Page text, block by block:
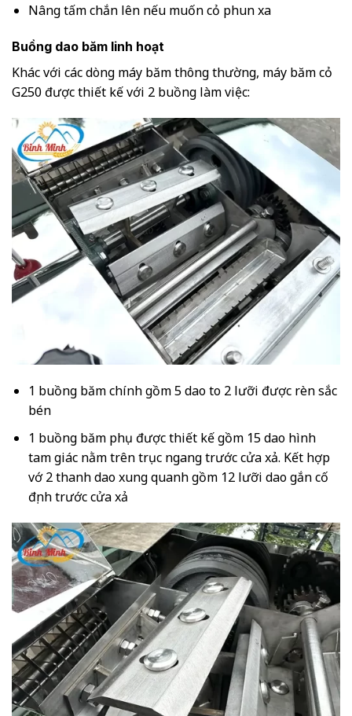
Nâng tấm chắn lên nếu muốn cỏ phun xa
Buồng dao băm linh hoạt
Khác với các dòng máy băm thông thường, máy băm cỏ
G250 được thiết kế với 2 buồng làm việc:
1 buồng băm chính gồm 5 dao to 2 lưỡi được rèn sắc
bén
1 buồng băm phụ được thiết kế gồm 15 dao hình
tam giác nằm trên trục ngang trước cửa xả. Kết hợp
vớ 2 thanh dao xung quanh gồm 12 lưỡi dao gắn cố
định trước cửa xả